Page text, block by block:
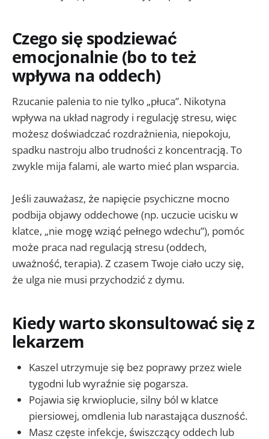
Czego się spodziewać
emocjonalnie (bo to też
wpływa na oddech)
Rzucanie palenia to nie tylko „płuca”. Nikotyna
wpływa na układ nagrody i regulację stresu, więc
możesz doświadczać rozdrażnienia, niepokoju,
spadku nastroju albo trudności z koncentracją. To
zwykle mija falami, ale warto mieć plan wsparcia.
Jeśli zauważasz, że napięcie psychiczne mocno
podbija objawy oddechowe (np. uczucie ucisku w
klatce, „nie mogę wziąć pełnego wdechu”), pomóc
może praca nad regulacją stresu (oddech,
uważność, terapia). Z czasem Twoje ciało uczy się,
że ulga nie musi przychodzić z dymu.
Kiedy warto skonsultować się z
lekarzem
Kaszel utrzymuje się bez poprawy przez wiele
tygodni lub wyraźnie się pogarsza.
Pojawia się krwioplucie, silny ból w klatce
piersiowej, omdlenia lub narastająca duszność.
Masz częste infekcje, świszczący oddech lub